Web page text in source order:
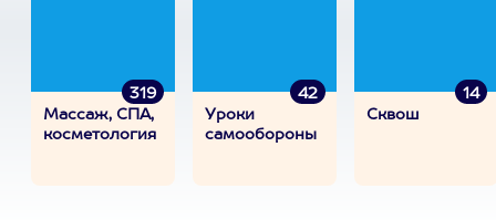
319
Массаж, СПА,
косметология
42
Уроки
самообороны
14
Сквош